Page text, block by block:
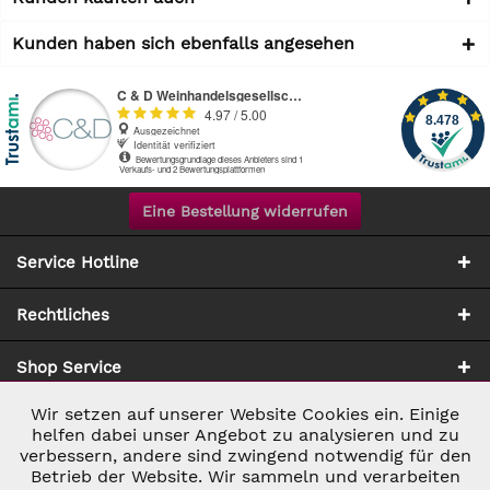
Kunden haben sich ebenfalls angesehen
Eine Bestellung widerrufen
Service Hotline
Rechtliches
Shop Service
Zahlung & Versand
Notwendig Aktiv
Marketing Inaktiv
Wir setzen auf unserer Website Cookies ein. Einige
helfen dabei unser Angebot zu analysieren und zu
verbessern, andere sind zwingend notwendig für den
Betrieb der Website. Wir sammeln und verarbeiten